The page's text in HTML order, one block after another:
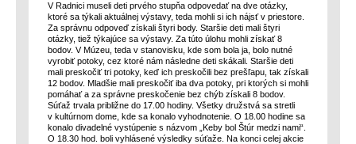
V Radnici museli deti prvého stupňa odpovedať na dve otázky,
ktoré sa týkali aktuálnej výstavy, teda mohli si ich nájsť v priestore.
Za správnu odpoveď získali štyri body. Staršie deti mali štyri
otázky, tiež týkajúce sa výstavy. Za túto úlohu mohli získať 8
bodov. V Múzeu, teda v stanovisku, kde som bola ja, bolo nutné
vyrobiť potoky, cez ktoré nám následne deti skákali. Staršie deti
mali preskočiť tri potoky, keď ich preskočili bez prešľapu, tak získali
12 bodov. Mladšie mali preskočiť iba dva potoky, pri ktorých si mohli
pomáhať a za správne preskočenie bez chýb získali 8 bodov.
Súťaž trvala približne do 17.00 hodiny. Všetky družstvá sa stretli
v kultúrnom dome, kde sa konalo vyhodnotenie. O 18.00 hodine sa
konalo divadelné vystúpenie s názvom „Keby bol Štúr medzi nami“.
O 18.30 hod. boli vyhlásené výsledky súťaže. Na konci celej akcie